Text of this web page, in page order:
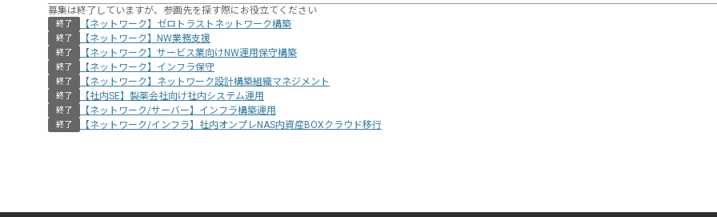
募集は終了していますが、参画先を探す際にお役立てください
終了 【ネットワーク】ゼロトラストネットワーク構築
終了 【ネットワーク】NW業務支援
終了 【ネットワーク】サービス業向けNW運用保守構築
終了 【ネットワーク】インフラ保守
終了 【ネットワーク】ネットワーク設計構築組織マネジメント
終了 【社内SE】製薬会社向け社内システム運用
終了 【ネットワーク/サーバー】インフラ構築運用
終了 【ネットワーク/インフラ】社内オンプレNAS内資産BOXクラウド移行